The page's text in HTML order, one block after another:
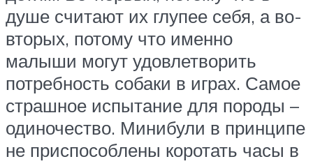
душе считают их глупее себя, а во-
вторых, потому что именно
малыши могут удовлетворить
потребность собаки в играх. Самое
страшное испытание для породы –
одиночество. Минибули в принципе
не приспособлены коротать часы в